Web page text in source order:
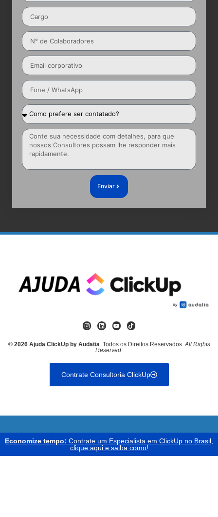
Enviar
© 2026 Ajuda ClickUp by Audatia. Todos os Direitos Reservados.All Rights
Reserved.
Contrate Consultoria ClickUp
Economize tempo: Contrate um Especialista em ClickUp no Brasil,
clique aqui e saiba como!